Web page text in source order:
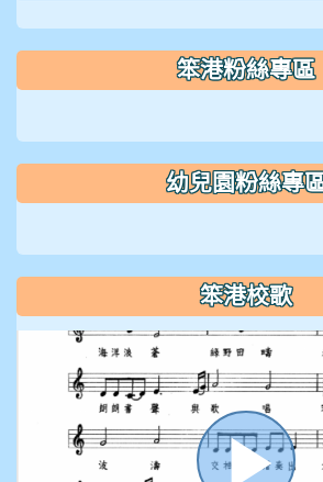
笨港粉絲專區
幼兒園粉絲專
笨港校歌